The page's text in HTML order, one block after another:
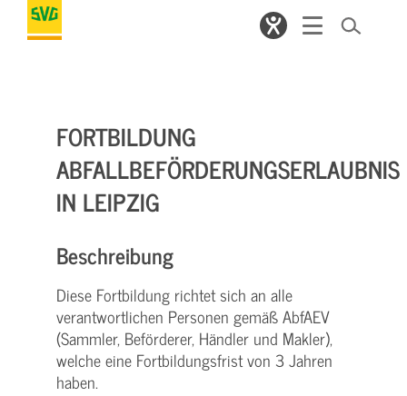
FORTBILDUNG
ABFALLBEFÖRDERUNGSERLAUBNIS
IN LEIPZIG
Beschreibung
Diese Fortbildung richtet sich an alle
verantwortlichen Personen gemäß AbfAEV
(Sammler, Beförderer, Händler und Makler),
welche eine Fortbildungsfrist von 3 Jahren
haben.